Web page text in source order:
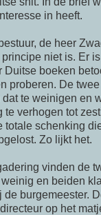
in heeft.
de heer
niet is. Er
Duitse boeken
proberen. De
te weinigen en
te verhogen tot
totale schenking
Zo lijkt het.
vinden de
en beiden
de burgemeester.
op het